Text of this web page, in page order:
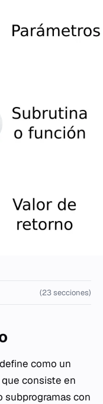
(23 secciones)
como un
consiste en
subprogramas con